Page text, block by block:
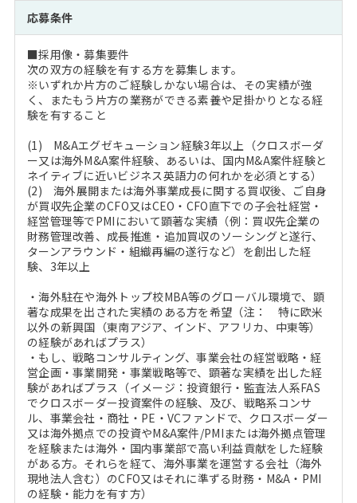
応募条件
■採用像・募集要件
次の双方の経験を有する方を募集します。
※いずれか片方のご経験しかない場合は、その実績が強
く、またもう片方の業務ができる素養や足掛かりとなる経
験を有すること
(1) M&Aエグゼキューション経験3年以上（クロスボーダ
ー又は海外M&A案件経験、あるいは、国内M&A案件経験と
ネイティブに近いビジネス英語力の何れかを必須とする）
(2) 海外展開または海外事業成長に関する買収後、ご自身
が買収先企業のCFO又はCEO・CFO直下での子会社経営・
経営管理等でPMIにおいて顕著な実績（例：買収先企業の
財務管理改善、成長推進・追加買収のソーシングと遂行、
ターンアラウンド・組織再編の遂行など）を創出した経
験、3年以上
・海外駐在や海外トップ校MBA等のグローバル環境で、顕
著な成果を出された実績のある方を希望（注： 特に欧米
以外の新興国（東南アジア、インド、アフリカ、中東等）
の経験があればプラス）
・もし、戦略コンサルティング、事業会社の経営戦略・経
営企画・事業開発・事業戦略等で、顕著な実績を出した経
験があればプラス（イメージ：投資銀行・監査法人系FAS
でクロスボーダー投資案件の経験、及び、戦略系コンサ
ル、事業会社・商社・PE・VCファンドで、クロスボーダー
又は海外拠点での投資やM&A案件/PMIまたは海外拠点管理
を経験または海外・国内事業部で高い利益貢献をした経験
がある方。それらを経て、海外事業を運営する会社（海外
現地法人含む）のCFO又はそれに準ずる財務・M&A・PMI
の経験・能力を有す方）